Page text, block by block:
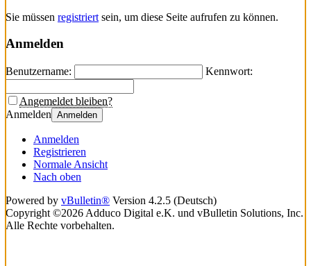
Sie müssen registriert sein, um diese Seite aufrufen zu können.
Anmelden
Benutzername: Kennwort:
Angemeldet bleiben?
Anmelden Anmelden
Anmelden
Registrieren
Normale Ansicht
Nach oben
Powered by vBulletin® Version 4.2.5 (Deutsch)
Copyright ©2026 Adduco Digital e.K. und vBulletin Solutions, Inc.
Alle Rechte vorbehalten.